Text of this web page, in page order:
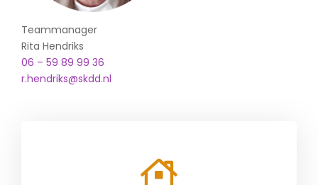
Teammanager
Rita Hendriks
06 – 59 89 99 36
r.hendriks@skdd.nl